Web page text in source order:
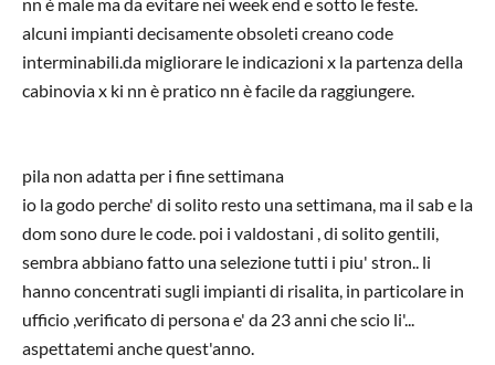
alcuni impianti decisamente obsoleti creano code
interminabili.da migliorare le indicazioni x la partenza della
cabinovia x ki nn è pratico nn è facile da raggiungere.
pila non adatta per i fine settimana
io la godo perche' di solito resto una settimana, ma il sab e la
dom sono dure le code. poi i valdostani , di solito gentili,
sembra abbiano fatto una selezione tutti i piu' stron.. li
hanno concentrati sugli impianti di risalita, in particolare in
ufficio ,verificato di persona e' da 23 anni che scio li'...
aspettatemi anche quest'anno.